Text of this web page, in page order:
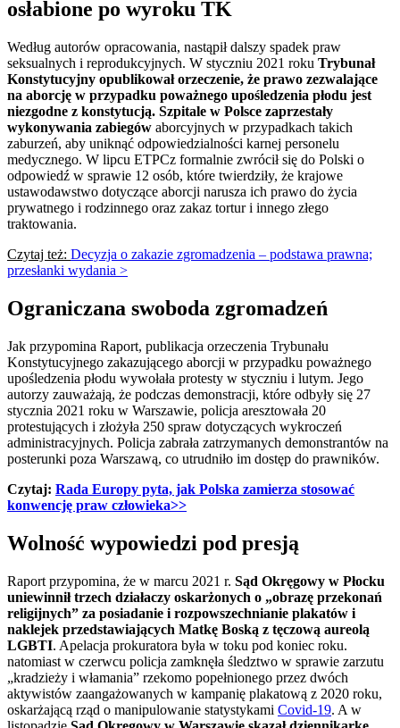
osłabione po wyroku TK
Według autorów opracowania, nastąpił dalszy spadek praw
seksualnych i reprodukcyjnych. W styczniu 2021 roku Trybunał
Konstytucyjny opublikował orzeczenie, że prawo zezwalające
na aborcję w przypadku poważnego upośledzenia płodu jest
niezgodne z konstytucją. Szpitale w Polsce zaprzestały
wykonywania zabiegów aborcyjnych w przypadkach takich
zaburzeń, aby uniknąć odpowiedzialności karnej personelu
medycznego. W lipcu ETPCz formalnie zwrócił się do Polski o
odpowiedź w sprawie 12 osób, które twierdziły, że krajowe
ustawodawstwo dotyczące aborcji narusza ich prawo do życia
prywatnego i rodzinnego oraz zakaz tortur i innego złego
traktowania.
Czytaj też: Decyzja o zakazie zgromadzenia – podstawa prawna;
przesłanki wydania >
Ograniczana swoboda zgromadzeń
Jak przypomina Raport, publikacja orzeczenia Trybunału
Konstytucyjnego zakazującego aborcji w przypadku poważnego
upośledzenia płodu wywołała protesty w styczniu i lutym. Jego
autorzy zauważają, że podczas demonstracji, które odbyły się 27
stycznia 2021 roku w Warszawie, policja aresztowała 20
protestujących i złożyła 250 spraw dotyczących wykroczeń
administracyjnych. Policja zabrała zatrzymanych demonstrantów na
posterunki poza Warszawą, co utrudniło im dostęp do prawników.
Czytaj: Rada Europy pyta, jak Polska zamierza stosować
konwencję praw człowieka>>
Wolność wypowiedzi pod presją
Raport przypomina, że w marcu 2021 r. Sąd Okręgowy w Płocku
uniewinnił trzech działaczy oskarżonych o „obrazę przekonań
religijnych” za posiadanie i rozpowszechnianie plakatów i
naklejek przedstawiających Matkę Boską z tęczową aureolą
LGBTI. Apelacja prokuratora była w toku pod koniec roku.
natomiast w czerwcu policja zamknęła śledztwo w sprawie zarzutu
„kradzieży i włamania” rzekomo popełnionego przez dwóch
aktywistów zaangażowanych w kampanię plakatową z 2020 roku,
oskarżającą rząd o manipulowanie statystykami Covid-19. A w